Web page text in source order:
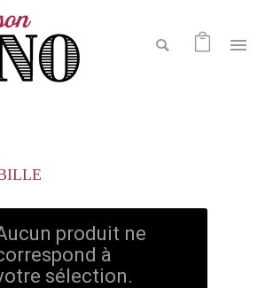
produit ne
à
sélection.